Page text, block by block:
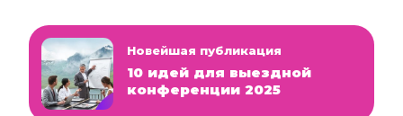
Новейшая публикация
10 идей для выездной
конференции 2025